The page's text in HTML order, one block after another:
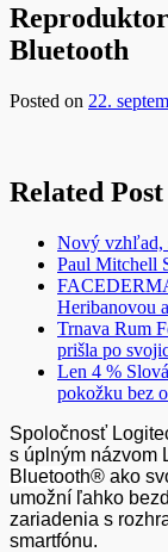
Bluetooth
Posted on 22.
Related Post
Nový vzhľad,
Paul Mitchell
Heribanovou
Trnava Rum
prišla po
Len 4 %
pokožku bez
Spoločnosť
s úplným názvom
Bluetooth® ako
umožní ľahko
zariadenia s
smartfónu.